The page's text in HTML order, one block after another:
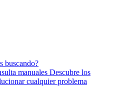
buscando?
manuales Descubre los
cualquier problema